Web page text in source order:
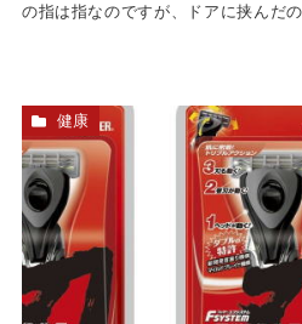
の指は指なのですが、ドアに挟んだ
健康